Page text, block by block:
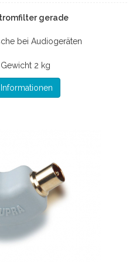
gerade
bei Audiogeräten
Gewicht 2 kg